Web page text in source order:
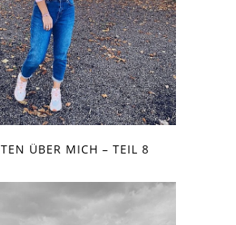
ÜBER MICH – TEIL 8